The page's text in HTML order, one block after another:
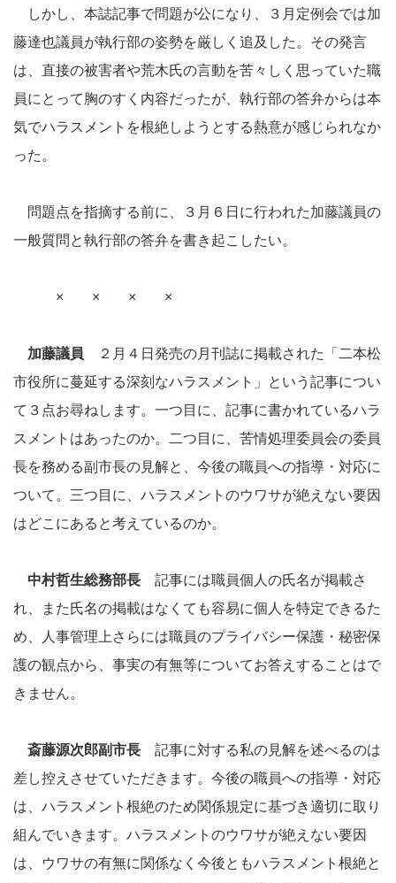
しかし、本誌記事で問題が公になり、３月定例会では加
藤達也議員が執行部の姿勢を厳しく追及した。その発言
は、直接の被害者や荒木氏の言動を苦々しく思っていた職
員にとって胸のすく内容だったが、執行部の答弁からは本
気でハラスメントを根絶しようとする熱意が感じられなか
った。
問題点を指摘する前に、３月６日に行われた加藤議員の
一般質問と執行部の答弁を書き起こしたい。
× × × ×
加藤議員 ２月４日発売の月刊誌に掲載された「二本松
市役所に蔓延する深刻なハラスメント」という記事につい
て３点お尋ねします。一つ目に、記事に書かれているハラ
スメントはあったのか。二つ目に、苦情処理委員会の委員
長を務める副市長の見解と、今後の職員への指導・対応に
ついて。三つ目に、ハラスメントのウワサが絶えない要因
はどこにあると考えているのか。
中村哲生総務部長 記事には職員個人の氏名が掲載さ
れ、また氏名の掲載はなくても容易に個人を特定できるた
め、人事管理上さらには職員のプライバシー保護・秘密保
護の観点から、事実の有無等についてお答えすることはで
きません。
斎藤源次郎副市長 記事に対する私の見解を述べるのは
差し控えさせていただきます。今後の職員への指導・対応
は、ハラスメント根絶のため関係規定に基づき適切に取り
組んでいきます。ハラスメントのウワサが絶えない要因
は、ウワサの有無に関係なく今後ともハラスメント根絶と